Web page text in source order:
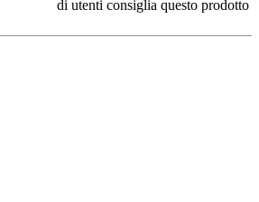
di utenti consiglia questo prodotto